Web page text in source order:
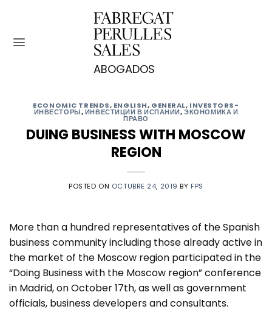
contenido
ECONOMIC TRENDS, ENGLISH, GENERAL, INVESTORS-
ИНВЕСТОРЫ,ИНВЕСТИЦИИ В ИСПАНИИ,ЭКОНОМИКА И
ПРАВО
DUING BUSINESS WITH MOSCOW
REGION
POSTED ON OCTUBRE 24, 2019 BY FPS
More than a hundred representatives of the Spanish
business community including those already active in
the market of the Moscow region participated in the
“Doing Business with the Moscow region” conference
in Madrid, on October 17th, as well as government
officials, business developers and consultants.